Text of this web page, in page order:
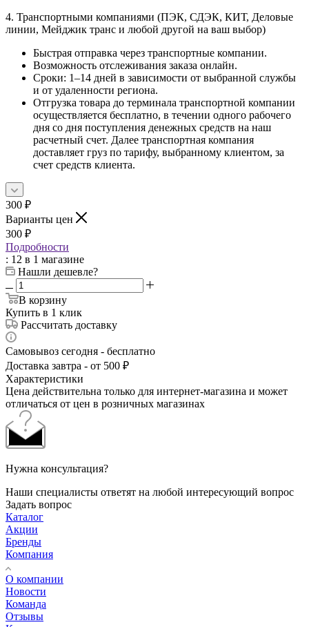
4. Транспортными компаниями (ПЭК, СДЭК, КИТ, Деловые
линии, Мейджик транс и любой другой на ваш выбор)
Быстрая отправка через транспортные компании.
Возможность отслеживания заказа онлайн.
Сроки: 1–14 дней в зависимости от выбранной службы
и от удаленности региона.
Отгрузка товара до терминала транспортной компании
осуществляется бесплатно, в течении одного рабочего
дня со дня поступления денежных средств на наш
расчетный счет. Далее транспортная компания
доставляет груз по тарифу, выбранному клиентом, за
счет средств клиента.
300 ₽
Варианты цен
300 ₽
Подробности
: 12 в 1 магазине
Нашли дешевле?
В корзину
Купить в 1 клик
Рассчитать доставку
Самовывоз сегодня - бесплатно
Доставка завтра - от 500 ₽
Характеристики
Цена действительна только для интернет-магазина и может
отличаться от цен в розничных магазинах
Нужна консультация?
Наши специалисты ответят на любой интересующий вопрос
Задать вопрос
Каталог
Акции
Бренды
Компания
О компании
Новости
Команда
Отзывы